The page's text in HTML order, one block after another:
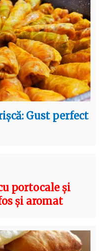
Gust perfect
portocale și
și aromat